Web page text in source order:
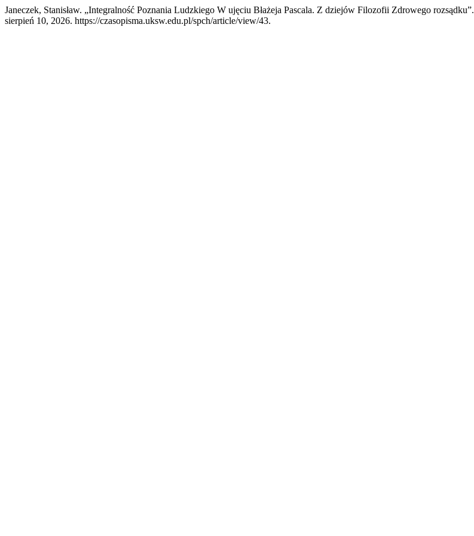
Janeczek, Stanisław. „Integralność Poznania Ludzkiego W ujęciu Błażeja Pascala. Z dziejów Filozofii Zdrowego rozsądku”.
sierpień 10, 2026. https://czasopisma.uksw.edu.pl/spch/article/view/43.